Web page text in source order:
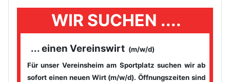
WIR SUCHEN ....
... einen Vereinswirt (m/w/d)
Für unser Vereinsheim am Sportplatz suchen wir ab
sofort einen neuen Wirt (m/w/d). Öffnungszeiten sind